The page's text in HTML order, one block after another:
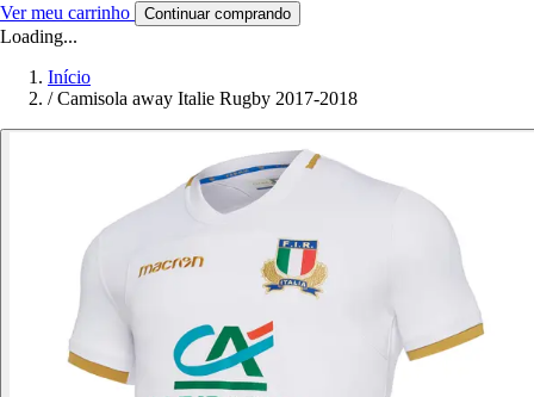
Ver meu carrinho Continuar comprando
Loading...
Início
/ Camisola away Italie Rugby 2017-2018